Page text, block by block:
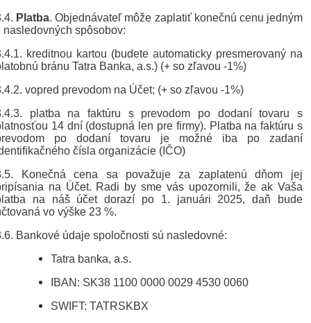
Platba. Objednávateľ môže zaplatiť konečnú cenu jedným
nasledovných spôsobov:
kreditnou kartou (budete automaticky presmerovaný na
bránu Tatra Banka, a.s.) (+ so zľavou -1%)
vopred prevodom na Účet; (+ so zľavou -1%)
platba na faktúru s prevodom po dodaní tovaru s
14 dní (dostupná len pre firmy). Platba na faktúru s
po dodaní tovaru je možné iba po zadaní
čísla organizácie (IČO)
Konečná cena sa považuje za zaplatenú dňom jej
na Účet. Radi by sme vás upozornili, že ak Vaša
na náš účet dorazí po 1. januári 2025, daň bude
vo výške 23 %.
Bankové údaje spoločnosti sú nasledovné:
Tatra banka, a.s.
IBAN: SK38 1100 0000 0029 4530 0060
SWIFT: TATRSKBX